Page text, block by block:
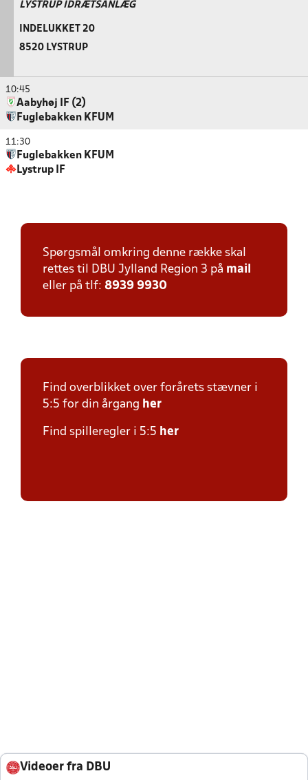
LYSTRUP IDRÆTSANLÆG
INDELUKKET 20
8520 LYSTRUP
10:45
Aabyhøj IF (2)
Fuglebakken KFUM
11:30
Fuglebakken KFUM
Lystrup IF
Spørgsmål omkring denne række skal
rettes til DBU Jylland Region 3 på mail
eller på tlf: 8939 9930
Find overblikket over forårets stævner i
5:5 for din årgang her
Find spilleregler i 5:5 her
Videoer fra DBU